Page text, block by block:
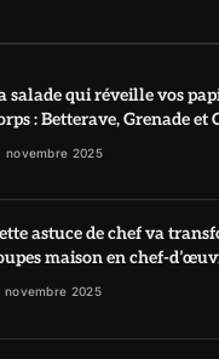
salade qui réveille vos
: Betterave, Grenade et
novembre 2025
astuce de chef va
maison en chef-
novembre 2025